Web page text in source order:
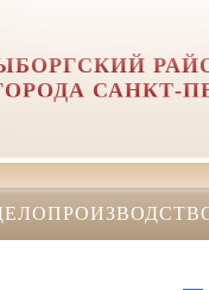
САНКТ-